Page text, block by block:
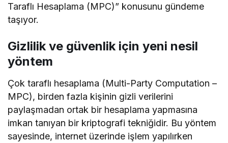
Taraflı Hesaplama (MPC)” konusunu gündeme
taşıyor.
Gizlilik ve güvenlik için yeni nesil
yöntem
Çok taraflı hesaplama (Multi-Party Computation –
MPC), birden fazla kişinin gizli verilerini
paylaşmadan ortak bir hesaplama yapmasına
imkan tanıyan bir kriptografi tekniğidir. Bu yöntem
sayesinde, internet üzerinde işlem yapılırken